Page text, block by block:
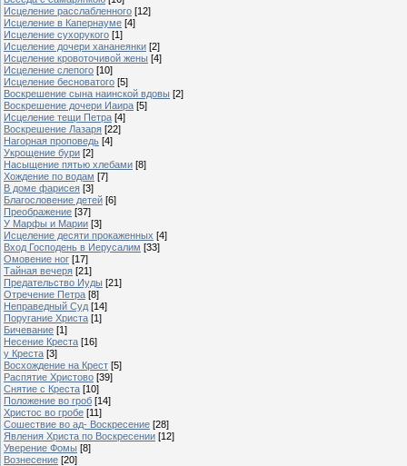
Исцеление расслабленного [12]
Исцеление в Капернауме [4]
Исцеление сухорукого [1]
Исцеление дочери хананеянки [2]
Исцеление кровоточивой жены [4]
Исцеление слепого [10]
Исцеление бесноватого [5]
Воскрешение сына наинской вдовы [2]
Воскрешение дочери Иаира [5]
Исцеление тещи Петра [4]
Воскрешение Лазаря [22]
Нагорная проповедь [4]
Укрощение бури [2]
Насыщение пятью хлебами [8]
Хождение по водам [7]
В доме фарисея [3]
Благословение детей [6]
Преображение [37]
У Марфы и Марии [3]
Исцеление десяти прокаженных [4]
Вход Господень в Иерусалим [33]
Омовение ног [17]
Тайная вечеря [21]
Предательство Иуды [21]
Отречение Петра [8]
Неправедный Суд [14]
Поругание Христа [1]
Бичевание [1]
Несение Креста [16]
у Креста [3]
Восхождение на Крест [5]
Распятие Христово [39]
Снятие с Креста [10]
Положение во гроб [14]
Христос во гробе [11]
Сошествие во ад- Воскресение [28]
Явления Христа по Воскресении [12]
Уверение Фомы [8]
Вознесение [20]